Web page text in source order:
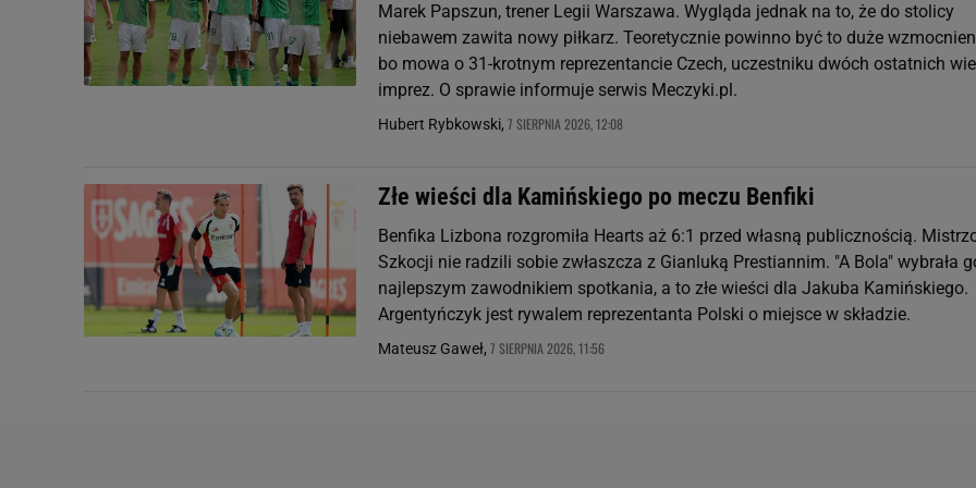
Marek Papszun, trener Legii Warszawa. Wygląda jednak na to, że do stolicy
niebawem zawita nowy piłkarz. Teoretycznie powinno być to duże
bo mowa o 31-krotnym reprezentancie Czech, uczestniku dwóch ostatnich
imprez. O sprawie informuje serwis Meczyki.pl.
Hubert Rybkowski, 7 SIERPNIA 2026, 12:08
Złe wieści dla Kamińskiego po meczu Benfiki
Benfika Lizbona rozgromiła Hearts aż 6:1 przed własną publicznością.
Szkocji nie radzili sobie zwłaszcza z Gianluką Prestiannim. "A Bola" wybrała
najlepszym zawodnikiem spotkania, a to złe wieści dla Jakuba Kamińskiego.
Argentyńczyk jest rywalem reprezentanta Polski o miejsce w składzie.
Mateusz Gaweł, 7 SIERPNIA 2026, 11:56